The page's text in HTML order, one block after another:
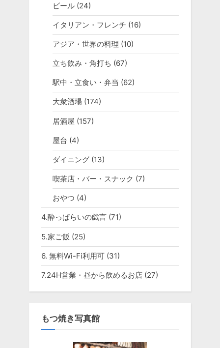
ビール(24)
イタリアン・フレンチ (16)
アジア・世界の料理 (10)
立ち飲み・角打ち (67)
駅中・立食い・弁当 (62)
大衆酒場(174)
居酒屋 (157)
屋台 (4)
ダイニング(13)
喫茶店・バー・スナック (7)
おやつ (4)
4.酔っぱらいの戯言 (71)
5.家ご飯 (25)
6. 無料Wi-Fi利用可 (31)
7.24H営業・昼から飲めるお店 (27)
もつ焼き写真館